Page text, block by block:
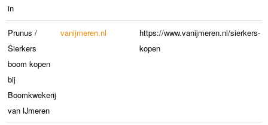
in
Prunus /
Sierkers
boom kopen
bij
Boomkwekerij
van IJmeren
vanijmeren.nl
https://www.vanijmeren.nl/sierkers-
kopen